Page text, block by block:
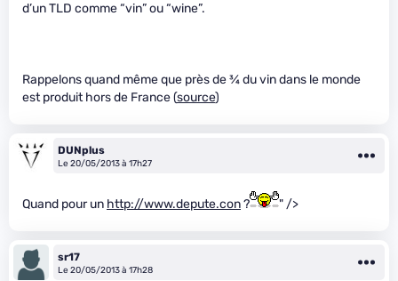
d’un TLD comme “vin” ou “wine”.
Rappelons quand même que près de3⁄4du vin dans le monde
est produit hors de France (source)
DUNplus
Le 20/05/2013 à 17h27
Quand pour un http://www.depute.con? " />
sr17
Le 20/05/2013 à 17h28